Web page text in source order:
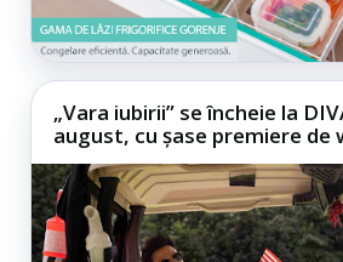
„Vara iubirii” se încheie la
august, cu șase premiere de